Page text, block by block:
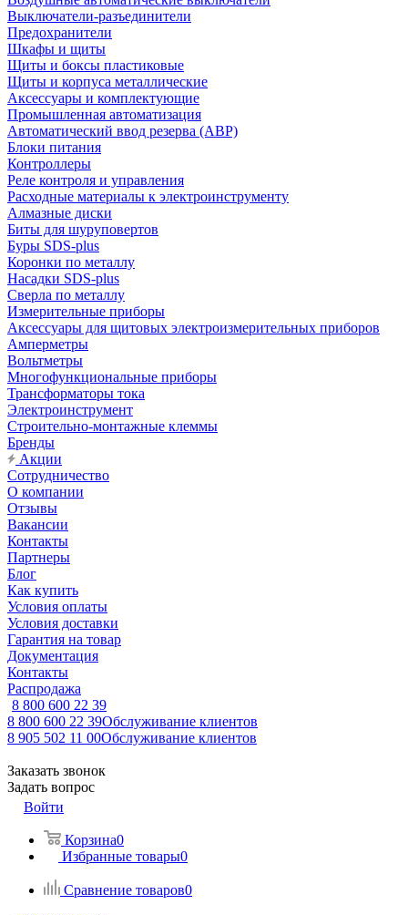
Выключатели-разъединители
Предохранители
Шкафы и щиты
Щиты и боксы пластиковые
Щиты и корпуса металлические
Аксессуары и комплектующие
Промышленная автоматизация
Автоматический ввод резерва (АВР)
Блоки питания
Контроллеры
Реле контроля и управления
Расходные материалы к электроинструменту
Алмазные диски
Биты для шуруповертов
Буры SDS-plus
Коронки по металлу
Насадки SDS-plus
Сверла по металлу
Измерительные приборы
Аксессуары для щитовых электроизмерительных приборов
Амперметры
Вольтметры
Многофункциональные приборы
Трансформаторы тока
Электроинструмент
Строительно-монтажные клеммы
Бренды
Акции
Сотрудничество
О компании
Отзывы
Вакансии
Контакты
Партнеры
Блог
Как купить
Условия оплаты
Условия доставки
Гарантия на товар
Документация
Контакты
Распродажа
8 800 600 22 39
8 800 600 22 39Обслуживание клиентов
8 905 502 11 00Обслуживание клиентов
Заказать звонок
Задать вопрос
Войти
Корзина0
Избранные товары0
Сравнение товаров0